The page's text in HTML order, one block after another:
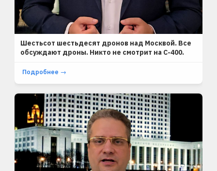
Шестьсот шестьдесят дронов над Москвой. Все
обсуждают дроны. Никто не смотрит на С-400.
Подробнее →